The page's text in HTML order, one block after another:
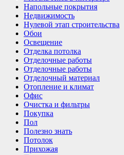
Напольные покрытия
Недвижимость
Нулевой этап строительства
Обои
Освещение
Отделка потолка
Отделочные работы
Отделочные работы
Отделочный материал
Отопление и климат
Офис
Очистка и фильтры
Покупка
Пол
Полезно знать
Потолок
Прихожая